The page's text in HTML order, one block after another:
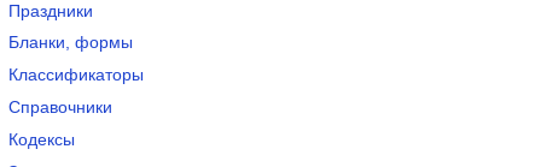
Праздники
Бланки, формы
Классификаторы
Справочники
Кодексы